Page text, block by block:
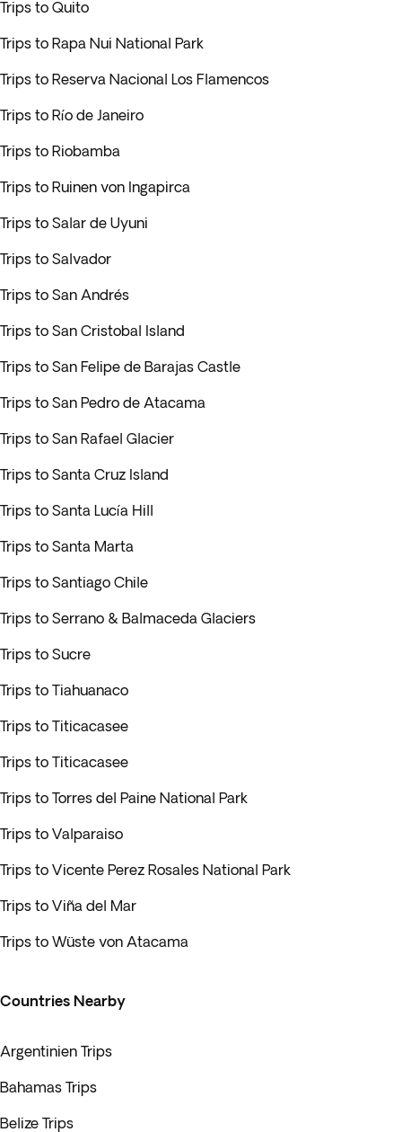
Trips to Quito
Trips to Rapa Nui National Park
Trips to Reserva Nacional Los Flamencos
Trips to Río de Janeiro
Trips to Riobamba
Trips to Ruinen von Ingapirca
Trips to Salar de Uyuni
Trips to Salvador
Trips to San Andrés
Trips to San Cristobal Island
Trips to San Felipe de Barajas Castle
Trips to San Pedro de Atacama
Trips to San Rafael Glacier
Trips to Santa Cruz Island
Trips to Santa Lucía Hill
Trips to Santa Marta
Trips to Santiago Chile
Trips to Serrano & Balmaceda Glaciers
Trips to Sucre
Trips to Tiahuanaco
Trips to Titicacasee
Trips to Titicacasee
Trips to Torres del Paine National Park
Trips to Valparaiso
Trips to Vicente Perez Rosales National Park
Trips to Viña del Mar
Trips to Wüste von Atacama
Countries Nearby
Argentinien Trips
Bahamas Trips
Belize Trips